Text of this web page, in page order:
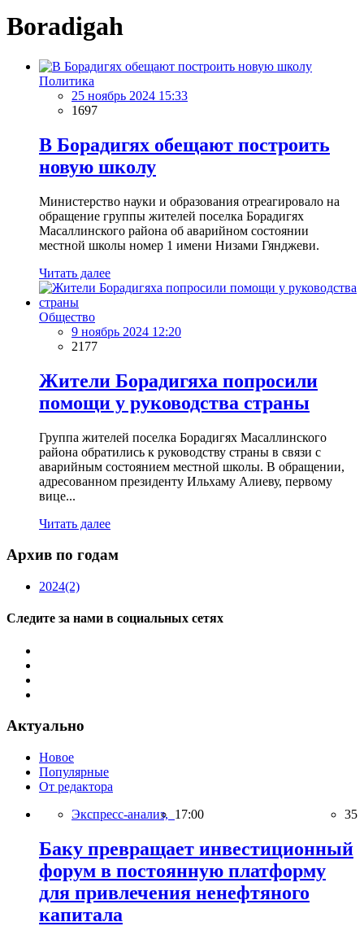
Boradigah
Политика
25 ноябрь 2024 15:33
1697
В Борадигях обещают построить
новую школу
Министерство науки и образования отреагировало на
обращение группы жителей поселка Борадигях
Масаллинского района об аварийном состоянии
местной школы номер 1 имени Низами Гянджеви.
Читать далее
Общество
9 ноябрь 2024 12:20
2177
Жители Борадигяха попросили
помощи у руководства страны
Группа жителей поселка Борадигях Масаллинского
района обратились к руководству страны в связи с
аварийным состоянием местной школы. В обращении,
адресованном президенту Ильхаму Алиеву, первому
вице...
Читать далее
Архив по годам
2024(2)
Следите за нами в социальных сетях
Актуально
Новое
Популярные
От редактора
Экспресс-анализ, 17:00 35
Баку превращает инвестиционный
форум в постоянную платформу
для привлечения ненефтяного
капитала